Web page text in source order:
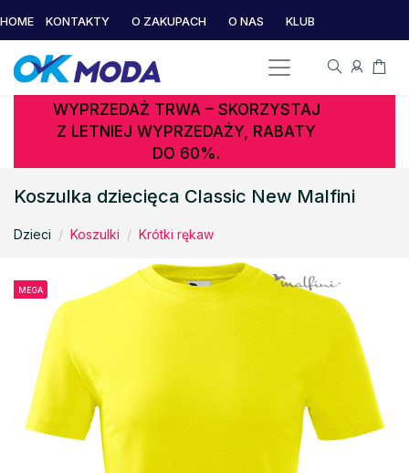
HOME KONTAKTY O ZAKUPACH O NAS KLUB
WYPRZEDAŻ TRWA – SKORZYSTAJ
Z LETNIEJ WYPRZEDAŻY, RABATY
DO 60%.
Koszulka dziecięca Classic New Malfini
Dzieci Koszulki Krótki rękaw
MEGA